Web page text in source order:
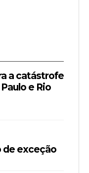
a catástrofe
e Rio
de exceção